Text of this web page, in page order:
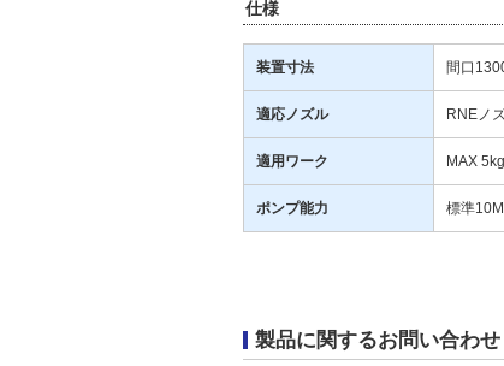
仕様
装置寸法 間口
適応ノズル RNEノ
適用ワーク MAX 5kg
ポンプ能力 標準
製品に関するお問い合わせ